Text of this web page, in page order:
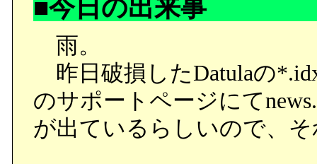
■今日の出来事
雨。
昨日破損したDatulaの
のサポートページにて
が出ているらしいので、